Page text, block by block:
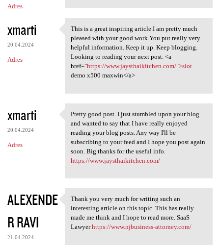
Adres
xmarti
20.04.2024
Adres
This is a great inspiring
This is a great inspiring article.I am pretty much
pleased with your good work.You put really very
helpful information. Keep it up. Keep blogging.
Looking to reading your next post. <a
href="https://www.jaysthaikitchen.com/">slot
demo x500 maxwin</a>
xmarti
20.04.2024
Adres
Pretty good post. I just
Pretty good post. I just stumbled upon your blog
and wanted to say that I have really enjoyed
reading your blog posts. Any way I'll be
subscribing to your feed and I hope you post again
soon. Big thanks for the useful info.
https://www.jaysthaikitchen.com/
ALEXENDE
R RAVI
21.04.2024
Thank you very much for
Thank you very much for writing such an
interesting article on this topic. This has really
made me think and I hope to read more. SaaS
Lawyerhttps://www.njbusiness-attorney.com/